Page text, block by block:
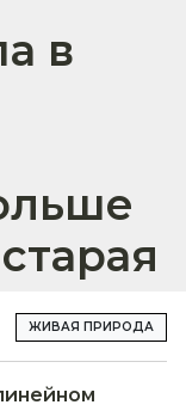
в
ЖИВАЯ ПРИРОДА